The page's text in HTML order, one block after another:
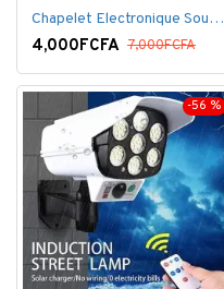
Chapelet Electronique Sous Forme De Bague Tasbih
4,000FCFA 7,000FCFA
-56 %